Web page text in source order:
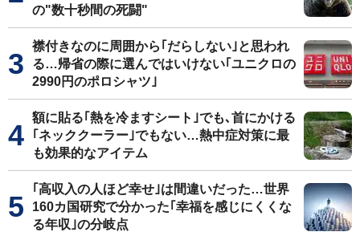
の"数十秒間の死闘"
襟付きなのに周囲から｢だらしない｣と思われ
る…帰省の際に選んではいけない｢ユニクロの
2990円のポロシャツ｣
額に貼る｢熱を冷ますシート｣でも､首にかける
｢ネッククーラー｣でもない…熱中症対策に最
も効果的なアイテム
｢高収入の人ほど幸せ｣は間違いだった…世界
160カ国研究で分かった｢幸福を感じにくくな
る年収｣の分岐点